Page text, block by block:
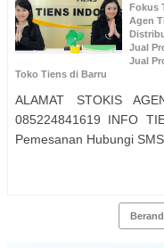
Fokus
Agen
Jual
Jual
Toko Tiens di Barru
ALAMAT STOKIS
085224841619 INFO
Pemesanan Hubungi